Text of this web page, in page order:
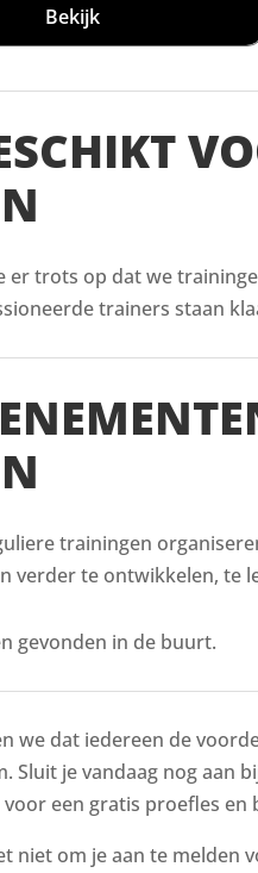
Bekijk
er trots op dat we
trainers staan
trainingen
verder te ontwikkelen, te
gevonden in de buurt.
we dat iedereen de
Sluit je vandaag nog aan
een gratis proefles en
niet om je aan te melden